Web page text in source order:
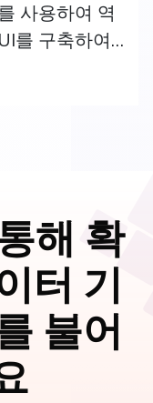
사용하여 역
를 구축하여
작용하는 방
해 확
터 기
불어